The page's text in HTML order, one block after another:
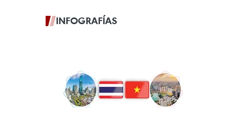
INFOGRAFÍAS